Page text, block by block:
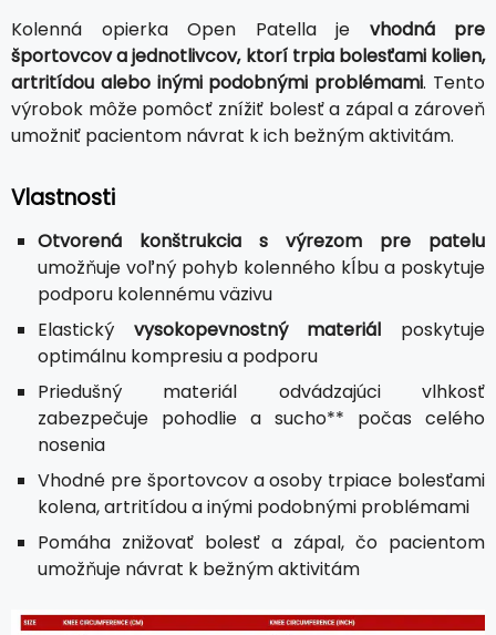
Kolenná opierka Open Patella je vhodná pre
športovcov a jednotlivcov, ktorí trpia bolesťami kolien,
artritídou alebo inými podobnými problémami. Tento
výrobok môže pomôcť znížiť bolesť a zápal a zároveň
umožniť pacientom návrat k ich bežným aktivitám.
Vlastnosti
Otvorená konštrukcia s výrezom pre patelu
umožňuje voľný pohyb kolenného kĺbu a poskytuje
podporu kolennému väzivu
Elastický vysokopevnostný materiál poskytuje
optimálnu kompresiu a podporu
Priedušný materiál odvádzajúci vlhkosť
zabezpečuje pohodlie a sucho** počas celého
nosenia
Vhodné pre športovcov a osoby trpiace bolesťami
kolena, artritídou a inými podobnými problémami
Pomáha znižovať bolesť a zápal, čo pacientom
umožňuje návrat k bežným aktivitám